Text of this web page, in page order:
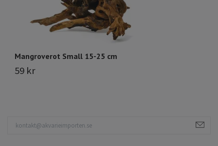
Mangroverot Small 15-25 cm
59 kr